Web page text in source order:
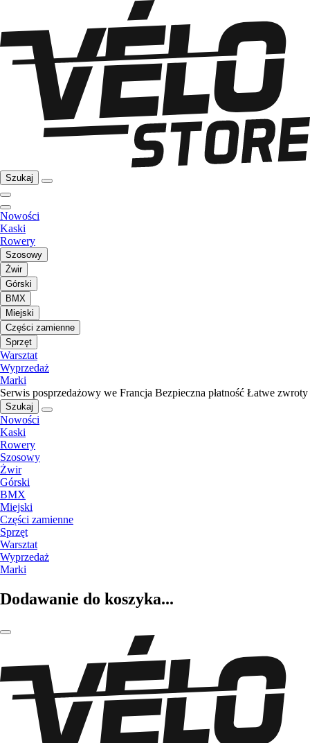
Szukaj
Nowości
Kaski
Rowery
Szosowy
Żwir
Górski
BMX
Miejski
Części zamienne
Sprzęt
Warsztat
Wyprzedaż
Marki
Serwis posprzedażowy we Francja Bezpieczna płatność Łatwe zwroty
Szukaj
Nowości
Kaski
Rowery
Szosowy
Żwir
Górski
BMX
Miejski
Części zamienne
Sprzęt
Warsztat
Wyprzedaż
Marki
Dodawanie do koszyka...